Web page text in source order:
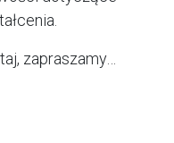
zapraszamy…